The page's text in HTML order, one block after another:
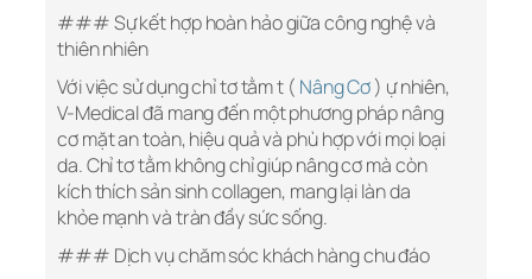
### Sự kết hợp hoàn hảo giữa công nghệ và
thiên nhiên
Với việc sử dụng chỉ tơ tằm t ( Nâng Cơ) ự nhiên,
V-Medical đã mang đến một phương pháp nâng
cơ mặt an toàn, hiệu quả và phù hợp với mọi loại
da. Chỉ tơ tằm không chỉ giúp nâng cơ mà còn
kích thích sản sinh collagen, mang lại làn da
khỏe mạnh và tràn đầy sức sống.
### Dịch vụ chăm sóc khách hàng chu đáo